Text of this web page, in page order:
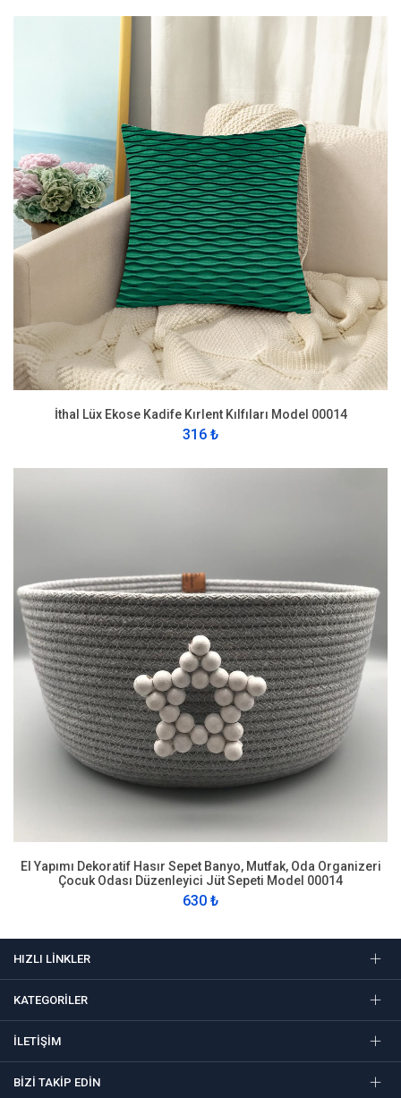
İthal Lüx Ekose Kadife Kırlent Kılfıları Model 00014
316 ₺
El Yapımı Dekoratif Hasır Sepet Banyo, Mutfak, Oda Organizeri
Çocuk Odası Düzenleyici Jüt Sepeti Model 00014
630 ₺
HIZLI LINKLER
KATEGORILER
İLETIŞIM
BIZI TAKIP EDIN